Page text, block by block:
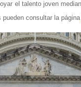
el talento joven
consultar la página